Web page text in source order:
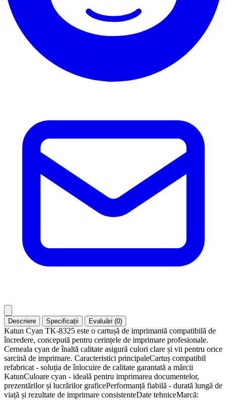
Descriere Specificații Evaluări (0)
Katun Cyan TK-8325 este o cartușă de imprimantă compatibilă de
încredere, concepută pentru cerințele de imprimare profesionale.
Cerneala cyan de înaltă calitate asigură culori clare și vii pentru orice
sarcină de imprimare. Caracteristici principaleCartuș compatibil
refabricat - soluția de înlocuire de calitate garantată a mărcii
KatunCuloare cyan - ideală pentru imprimarea documentelor,
prezentărilor și lucrărilor graficePerformanță fiabilă - durată lungă de
viață și rezultate de imprimare consistenteDate tehniceMarcă: